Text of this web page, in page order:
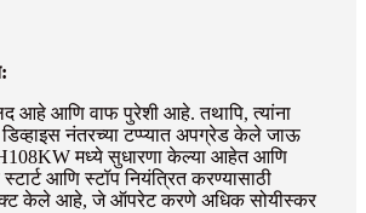
आहे आणि वाफ पुरेशी आहे. तथापि, त्यांना
नंतरच्या टप्प्यात अपग्रेड केले जाऊ
मध्ये सुधारणा केल्या आहेत आणि
आणि स्टॉप नियंत्रित करण्यासाठी
केले आहे, जे ऑपरेट करणे अधिक सोयीस्कर